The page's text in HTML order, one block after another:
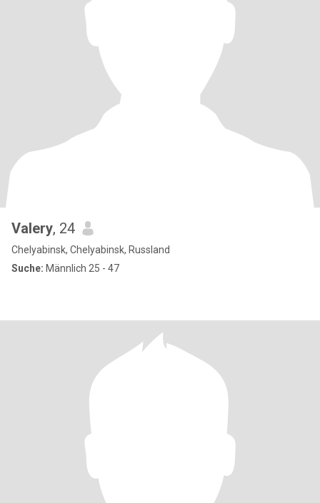
Valery, 24
Chelyabinsk, Chelyabinsk, Russland
Suche: Männlich 25 - 47